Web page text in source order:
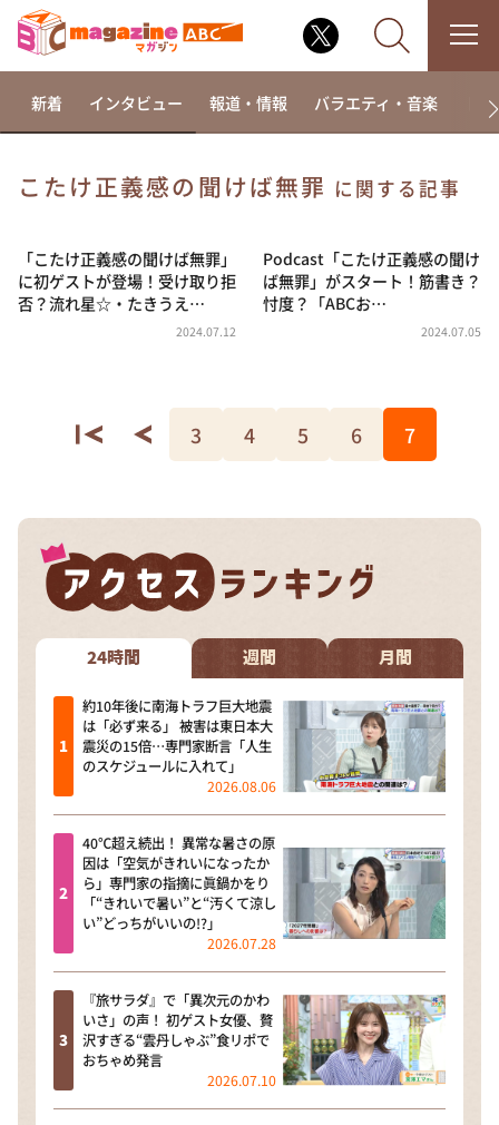
相席食堂
これ余談なんですけど・・・
～人生密着トークバラエティ！～ やすとものいたっ
news おかえり
河合＆A.B.C-Z塚田×福井アナ「なんでやねん！？」
（news おかえり）
朝だ！生です旅サラダ
ＬＩＦＥ～夢のカタチ～
新婚さんいらっしゃい！
ポツンと一軒家
ザキ山小屋本館
ぺこぱのまるスポ
アナ回覧板
新着 インタビュー 報道・情報 バラエティ・音楽 ド
こたけ正義感の聞けば無罪 に関する記事
「こたけ正義感の聞けば無罪」
に初ゲストが登場！受け取り拒
否？流れ星☆・たきうえ…
2024.07.12
Podcast「こたけ正義感の聞け
ば無罪」がスタート！筋書き？
忖度？「ABCお…
2024.07.05
3 4 5 6 7
24時間 週間 月間
約10年後に南海トラフ巨大地震
は「必ず来る」 被害は東日本大
震災の15倍…専門家断言「人生
のスケジュールに入れて」
2026.08.06
40℃超え続出！ 異常な暑さの原
因は「空気がきれいになったか
ら」専門家の指摘に眞鍋かをり
「“きれいで暑い”と“汚くて涼し
い”どっちがいいの!?」
2026.07.28
『旅サラダ』で「異次元のかわ
いさ」の声！ 初ゲスト女優、贅
沢すぎる“雲丹しゃぶ”食リポで
おちゃめ発言
2026.07.10